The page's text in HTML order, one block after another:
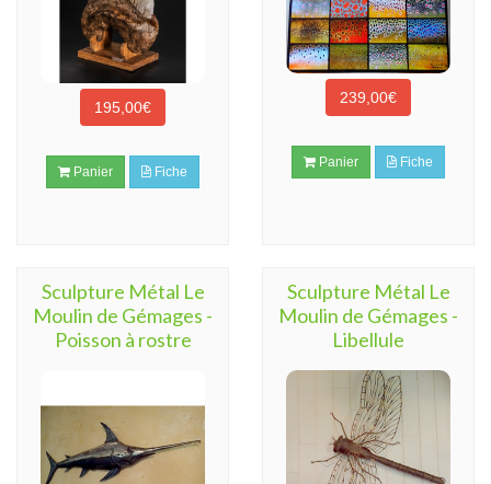
195,00€
Panier Fiche
239,00€
Panier Fiche
Sculpture Métal Le
Moulin de Gémages -
Poisson à rostre
Sculpture Métal Le
Moulin de Gémages -
Libellule